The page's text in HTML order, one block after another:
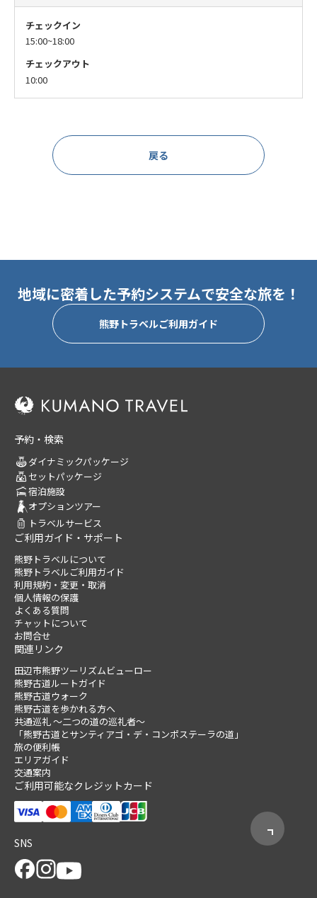
チェックイン
15:00~18:00
チェックアウト
10:00
戻る
地域に密着した予約システムで安全な旅を！
熊野トラベルご利用ガイド
予約・検索
ダイナミックパッケージ
セットパッケージ
宿泊施設
オプションツアー
トラベルサービス
ご利用ガイド・サポート
熊野トラベルについて
熊野トラベルご利用ガイド
利用規約・変更・取消
個人情報の保護
よくある質問
チャットについて
お問合せ
関連リンク
田辺市熊野ツーリズムビューロー
熊野古道ルートガイド
熊野古道ウォーク
熊野古道を歩かれる方へ
共通巡礼 ～二つの道の巡礼者～
「熊野古道とサンティアゴ・デ・コンポステーラの道」
旅の便利帳
エリアガイド
交通案内
ご利用可能なクレジットカード
SNS